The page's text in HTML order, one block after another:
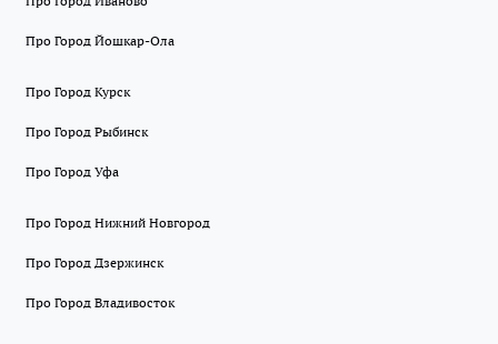
Про Город Йошкар-Ола
Про Город Курск
Про Город Рыбинск
Про Город Уфа
Про Город Нижний Новгород
Про Город Дзержинск
Про Город Владивосток